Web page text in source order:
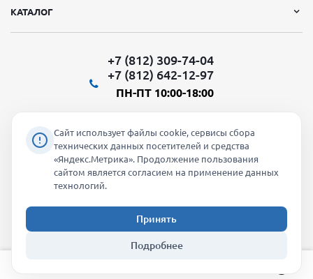
КАТАЛОГ
+7 (812) 309-74-04
+7 (812) 642-12-97
ПН-ПТ 10:00-18:00
Мы в социальных сетях:
2026 © "Молти" - оптовый магазин
info@molti-shop.ru
Сайт использует файлы cookie, сервисы сбора
технических данных посетителей и средства
«Яндекс.Метрика». Продолжение пользования
сайтом является согласием на применение данных
технологий.
Принять
Подробнее